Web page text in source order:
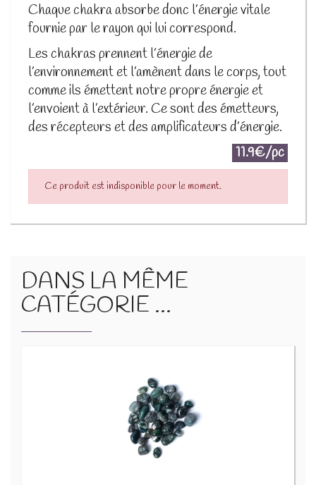
Chaque chakra absorbe donc l’énergie vitale
fournie par le rayon qui lui correspond.
Les chakras prennent l’énergie de
l’environnement et l’amènent dans le corps, tout
comme ils émettent notre propre énergie et
l’envoient à l’extérieur. Ce sont des émetteurs,
des récepteurs et des amplificateurs d’énergie.
11.9€/pc
Ce produit est indisponible pour le moment.
DANS LA MÊME
CATÉGORIE ...